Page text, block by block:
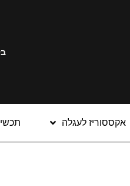
אקססוריז לעגלה